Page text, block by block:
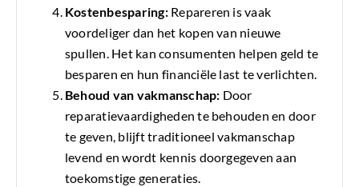
Kostenbesparing:Repareren is vaak
voordeliger dan het kopen van nieuwe
spullen. Het kan consumenten helpen geld te
besparen en hun financiële last te verlichten.
Behoud van vakmanschap: Door
reparatievaardigheden te behouden en door
te geven, blijft traditioneel vakmanschap
levend en wordt kennis doorgegeven aan
toekomstige generaties.